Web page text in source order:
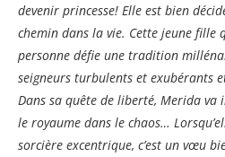
devenir princesse! Elle est bien
chemin dans la vie. Cette jeune fille
personne défie une tradition
seigneurs turbulents et exubérants
Dans sa quête de liberté, Merida
le royaume dans le chaos…
sorcière excentrique, c’est un vœu